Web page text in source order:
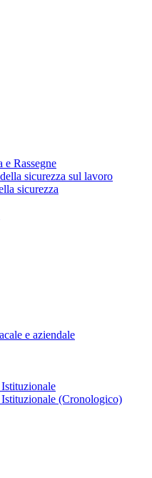
Rassegne
sicurezza sul lavoro
sicurezza
e aziendale
(Cronologico)